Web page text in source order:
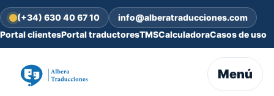
(+34) 630 40 67 10
info@alberatraducciones.com
Portal clientesPortal traductoresTMSCalculadoraCasos de uso
Menú